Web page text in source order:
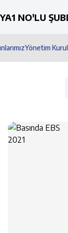
NO'LU
Yönetim